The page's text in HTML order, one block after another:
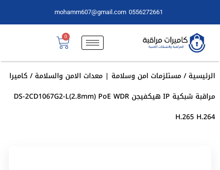
0556272661
mohamm607@gmail.com
0
الرئيسية/مستلزمات امن وسلامة | معدات الامن والسلامة/ كاميرا
مراقبة شبكية IP هيكفيجن DS-2CD1067G2-L(2.8mm) PoE WDR
H.265 H.264